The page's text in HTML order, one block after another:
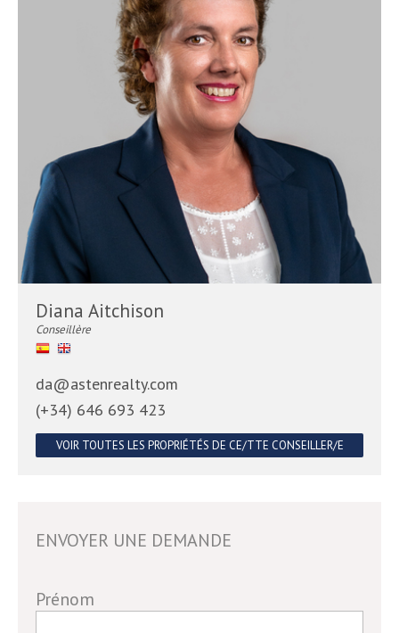
ENVOYER UNE DEMANDE
If
Prénom
Diana Aitchison
Conseillère
da@astenrealty.com
(+34) 646 693 423
VOIR TOUTES LES PROPRIÉTÉS DE CE/TTE CONSEILLER/E